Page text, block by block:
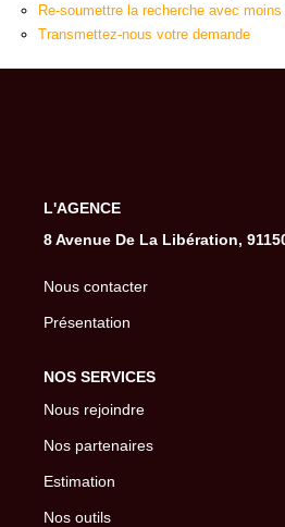
Location De
Re-soumettre la recherche avec moins
Transmettez-nous votre demande
L'AGENCE
8 Avenue De La Libération,
Nous contacter
Présentation
NOS SERVICES
Nous rejoindre
Nos partenaires
Estimation
Nos outils